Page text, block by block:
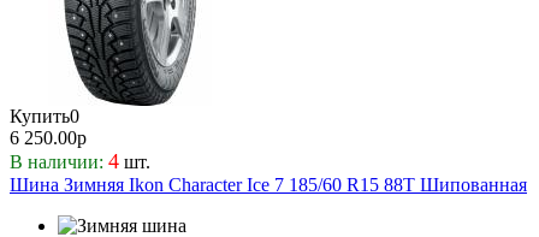
Купить0
6 250.00р
В наличии: 4 шт.
Шина Зимняя Ikon Character Ice 7 185/60 R15 88T Шипованная